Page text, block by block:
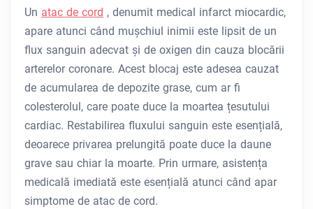
Un atac de cord , denumit medical infarct miocardic,
apare atunci când mușchiul inimii este lipsit de un
flux sanguin adecvat și de oxigen din cauza blocării
arterelor coronare. Acest blocaj este adesea cauzat
de acumularea de depozite grase, cum ar fi
colesterolul, care poate duce la moartea țesutului
cardiac. Restabilirea fluxului sanguin este esențială,
deoarece privarea prelungită poate duce la daune
grave sau chiar la moarte. Prin urmare, asistența
medicală imediată este esențială atunci când apar
simptome de atac de cord.